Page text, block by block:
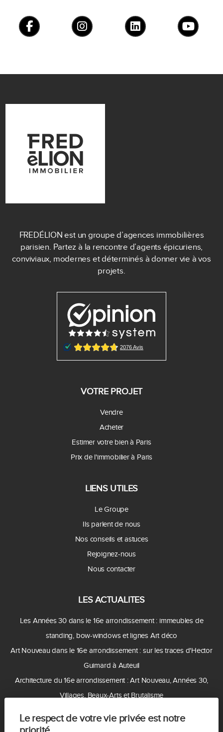
Le respect de votre vie privée est notre
FREDÉLION est un groupe d’agences immobilières
parisien. Partez à la rencontre d’agents épicuriens,
conviviaux, modernes et déterminés à donner vie à vos
projets.
VOTRE PROJET
Vendre
Acheter
Estimer votre bien à Paris
Prix de l'immobilier à Paris
LIENS UTILES
Le Groupe
Ils parlent de nous
Nos conseils et astuces
Rejoignez-nous
Nous contacter
LES ACTUALITES
Les Années 30 dans le 16e arrondissement : immeubles de
standing, bow-windows et lignes Art déco
Art Nouveau dans le 16e arrondissement : sur les traces d'Hector
Guimard à Auteuil
Architecture du 16e arrondissement : Art Nouveau, Années 30,
Villages, Beaux-Arts et Brutalisme
recherché ?